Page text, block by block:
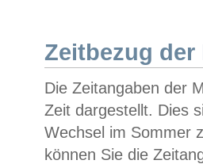
Zeitbezug der
Die Zeitangaben der
Zeit dargestellt. Dies
Wechsel im Sommer
können Sie die